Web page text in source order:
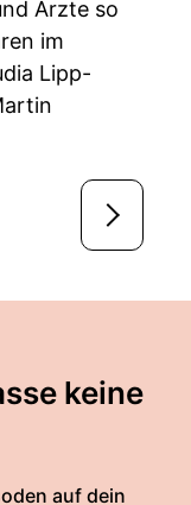
Ärzte so
im
Lipp-
keine
auf dein